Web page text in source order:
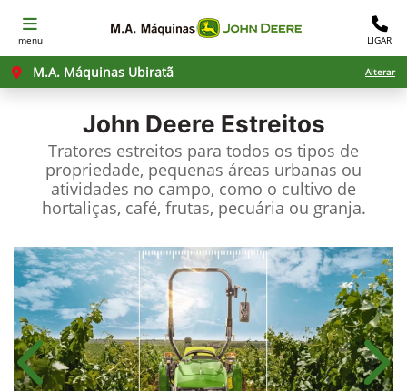
menu LIGAR
M.A. Máquinas Ubiratã Alterar
John Deere Estreitos
Tratores estreitos para todos os tipos de
propriedade, pequenas áreas urbanas ou
atividades no campo, como o cultivo de
hortaliças, café, frutas, pecuária ou granja.
Anterior